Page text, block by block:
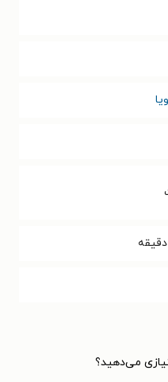
می‌دهید؟